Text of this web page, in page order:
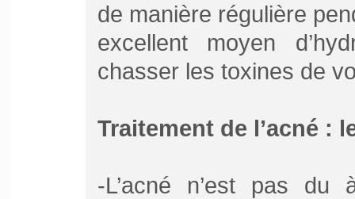
de manière régulière
excellent moyen
chasser les toxines de
Traitement de l’acné :
-L’acné n’est pas du